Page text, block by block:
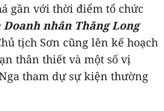
gần với thời điểm tổ chức
nhân Thăng Long
tịch Sơn cũng lên kế hoạch
thân thiết và một số vị
tham dự sự kiện thường